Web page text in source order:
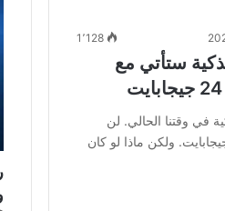
1٬128
ستأتي مع
في وقتنا الحالي. لن
إلى رامات تتجاوز 12 جيجابايت. ولكن ماذا لو كان